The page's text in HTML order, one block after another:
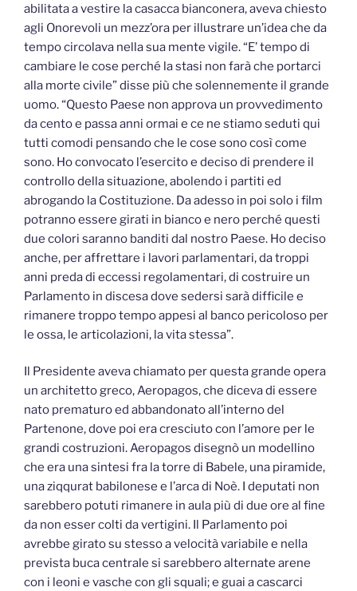
abilitata a vestire la casacca bianconera, aveva chiesto
agli Onorevoli un mezz’ora per illustrare un’idea che da
tempo circolava nella sua mente vigile. “E’ tempo di
cambiare le cose perché la stasi non farà che portarci
alla morte civile” disse più che solennemente il grande
uomo. “Questo Paese non approva un provvedimento
da cento e passa anni ormai e ce ne stiamo seduti qui
tutti comodi pensando che le cose sono così come
sono. Ho convocato l’esercito e deciso di prendere il
controllo della situazione, abolendo i partiti ed
abrogando la Costituzione. Da adesso in poi solo i film
potranno essere girati in bianco e nero perché questi
due colori saranno banditi dal nostro Paese. Ho deciso
anche, per affrettare i lavori parlamentari, da troppi
anni preda di eccessi regolamentari, di costruire un
Parlamento in discesa dove sedersi sarà difficile e
rimanere troppo tempo appesi al banco pericoloso per
le ossa, le articolazioni, la vita stessa”.
Il Presidente aveva chiamato per questa grande opera
un architetto greco, Aeropagos, che diceva di essere
nato prematuro ed abbandonato all’interno del
Partenone, dove poi era cresciuto con l’amore per le
grandi costruzioni. Aeropagos disegnò un modellino
che era una sintesi fra la torre di Babele, una piramide,
una ziqqurat babilonese e l’arca di Noè. I deputati non
sarebbero potuti rimanere in aula più di due ore al fine
da non esser colti da vertigini. Il Parlamento poi
avrebbe girato su stesso a velocità variabile e nella
prevista buca centrale si sarebbero alternate arene
con i leoni e vasche con gli squali; e guai a cascarci